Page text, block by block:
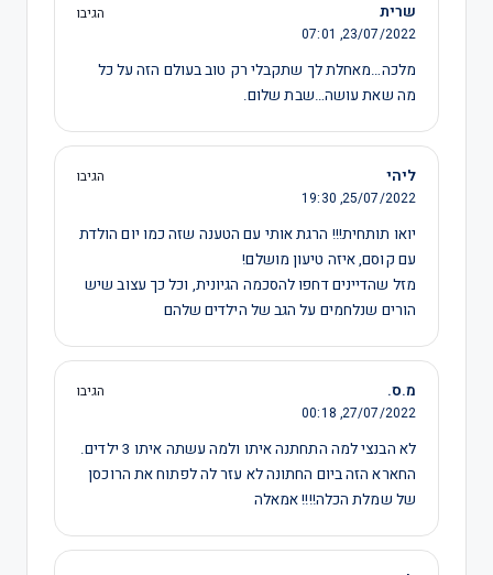
שרית
הגיבו
23/07/2022,
07:01
מלכה…מאחלת לך שתקבלי רק טוב בעולם הזה על כל
מה שאת עושה…שבת שלום.
ליהי
הגיבו
25/07/2022,
19:30
יואו תותחית!!! הרגת אותי עם הטענה שזה כמו יום הולדת
עם קוסם, איזה טיעון מושלם!
מזל שהדיינים דחפו להסכמה הגיונית, וכל כך עצוב שיש
הורים שנלחמים על הגב של הילדים שלהם
מ.ס.
הגיבו
27/07/2022,
00:18
לא הבנצי למה התחתנה איתו ולמה עשתה איתו 3 ילדים.
החארא הזה ביום החתונה לא עזר לה לפתוח את הרוכסן
של שמלת הכלה!!!! אמאלה